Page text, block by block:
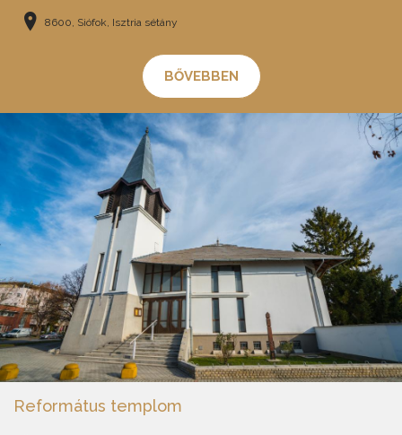
8600, Siófok, Isztria sétány
BŐVEBBEN
Református templom